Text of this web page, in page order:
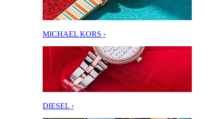
MICHAEL KORS ›
DIESEL ›